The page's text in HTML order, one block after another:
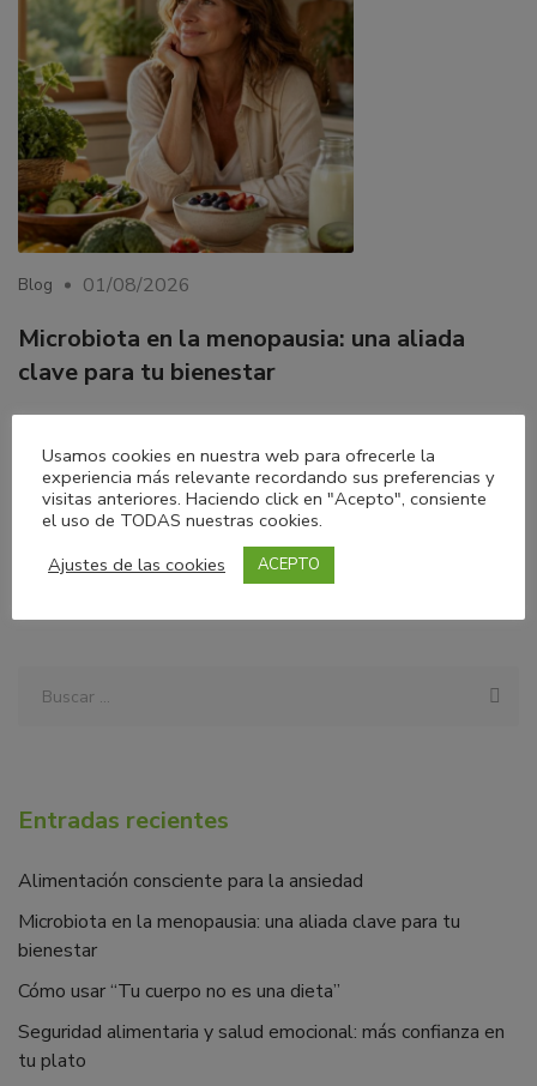
Blog 01/08/2026
Microbiota en la menopausia: una aliada
clave para tu bienestar
qué hábitos pueden ayudarte a mejorar tu digestión, energía
y bienestar hormonal de forma natural y sostenible.
LEER MÁS
Entradas recientes
Alimentación consciente para la ansiedad
Microbiota en la menopausia: una aliada clave para tu
bienestar
Cómo usar “Tu cuerpo no es una dieta”
Seguridad alimentaria y salud emocional: más confianza en
tu plato
Usamos cookies en nuestra web para ofrecerle la
experiencia más relevante recordando sus preferencias y
visitas anteriores. Haciendo click en "Acepto", consiente
el uso de TODAS nuestras cookies.
Ajustes de las cookies
ACEPTO